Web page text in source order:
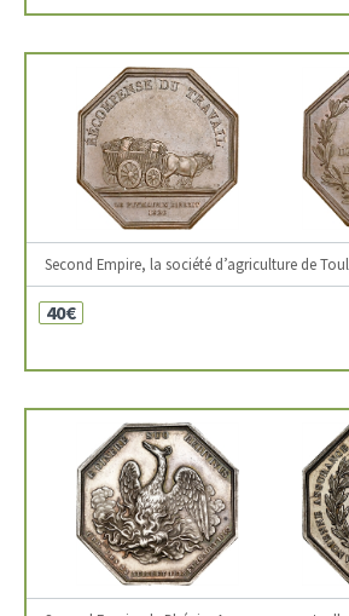
Second Empire, la société d’agriculture de
40€